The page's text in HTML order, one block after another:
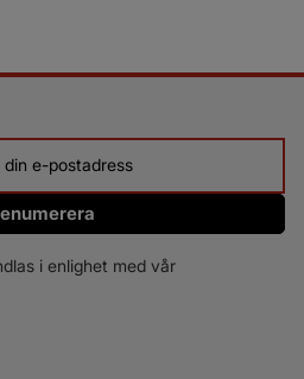
i enlighet med vår